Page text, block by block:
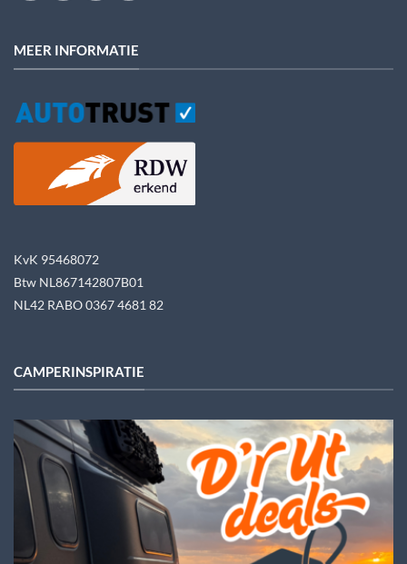
MEER INFORMATIE
KvK 95468072
Btw NL867142807B01
NL42 RABO 0367 4681 82
CAMPERINSPIRATIE